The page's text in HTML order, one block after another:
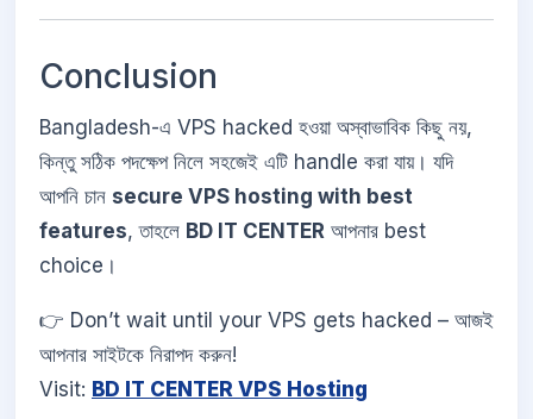
Conclusion
Bangladesh-এ VPS hacked হওয়া অস্বাভাবিক কিছু নয়,
কিন্তু সঠিক পদক্ষেপ নিলে সহজেই এটি handle করা যায়। যদি
আপনি চান secure VPS hosting with best
features, তাহলে BD IT CENTER আপনার best
choice।
👉 Don’t wait until your VPS gets hacked – আজই
আপনার সাইটকে নিরাপদ করুন!
Visit: BD IT CENTER VPS Hosting